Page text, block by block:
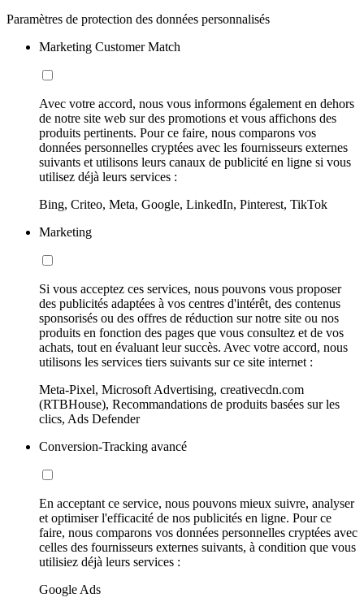
Paramètres de protection des données personnalisés
Marketing Customer Match
Avec votre accord, nous vous informons également en dehors
de notre site web sur des promotions et vous affichons des
produits pertinents. Pour ce faire, nous comparons vos
données personnelles cryptées avec les fournisseurs externes
suivants et utilisons leurs canaux de publicité en ligne si vous
utilisez déjà leurs services :
Bing, Criteo, Meta, Google, LinkedIn, Pinterest, TikTok
Marketing
Si vous acceptez ces services, nous pouvons vous proposer
des publicités adaptées à vos centres d'intérêt, des contenus
sponsorisés ou des offres de réduction sur notre site ou nos
produits en fonction des pages que vous consultez et de vos
achats, tout en évaluant leur succès. Avec votre accord, nous
utilisons les services tiers suivants sur ce site internet :
Meta-Pixel, Microsoft Advertising, creativecdn.com
(RTBHouse), Recommandations de produits basées sur les
clics, Ads Defender
Conversion-Tracking avancé
En acceptant ce service, nous pouvons mieux suivre, analyser
et optimiser l'efficacité de nos publicités en ligne. Pour ce
faire, nous comparons vos données personnelles cryptées avec
celles des fournisseurs externes suivants, à condition que vous
utilisiez déjà leurs services :
Google Ads